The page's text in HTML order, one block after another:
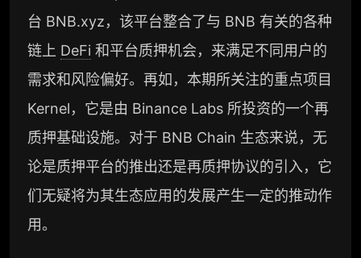
事件追踪数据库
会员周报（一周精华高效吸收）
词库（支持报告内术语悬浮释义）
每日内参消息推送
图解推送（热门数据、精华图）
台 BNB.xyz，该平台整合了与 BNB 有关的各种
链上 DeFi 和平台质押机会，来满足不同用户的
需求和风险偏好。再如，本期所关注的重点项目
Kernel，它是由 Binance Labs 所投资的一个再
质押基础设施。对于 BNB Chain 生态来说，无
论是质押平台的推出还是再质押协议的引入，它
们无疑将为其生态应用的发展产生一定的推动作
用。